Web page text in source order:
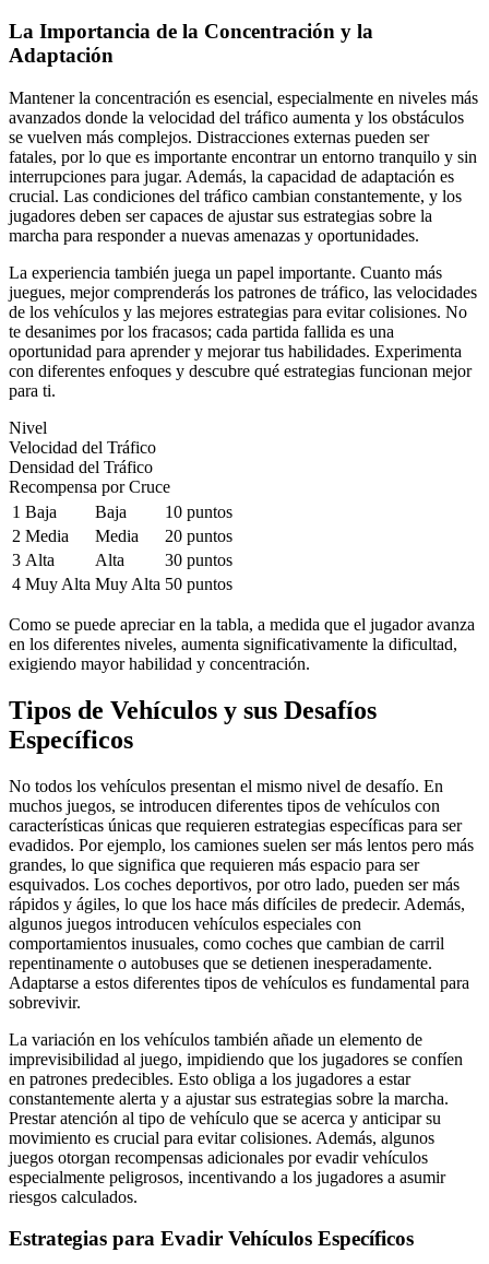
La Importancia de la Concentración y la
Adaptación
Mantener la concentración es esencial, especialmente en niveles más
avanzados donde la velocidad del tráfico aumenta y los obstáculos
se vuelven más complejos. Distracciones externas pueden ser
fatales, por lo que es importante encontrar un entorno tranquilo y sin
interrupciones para jugar. Además, la capacidad de adaptación es
crucial. Las condiciones del tráfico cambian constantemente, y los
jugadores deben ser capaces de ajustar sus estrategias sobre la
marcha para responder a nuevas amenazas y oportunidades.
La experiencia también juega un papel importante. Cuanto más
juegues, mejor comprenderás los patrones de tráfico, las velocidades
de los vehículos y las mejores estrategias para evitar colisiones. No
te desanimes por los fracasos; cada partida fallida es una
oportunidad para aprender y mejorar tus habilidades. Experimenta
con diferentes enfoques y descubre qué estrategias funcionan mejor
para ti.
Nivel
Velocidad del Tráfico
Densidad del Tráfico
Recompensa por Cruce
1 Baja Baja
10 puntos
2 Media Media
20 puntos
3 Alta Alta
30 puntos
4 Muy Alta Muy Alta 50 puntos
Como se puede apreciar en la tabla, a medida que el jugador avanza
en los diferentes niveles, aumenta significativamente la dificultad,
exigiendo mayor habilidad y concentración.
Tipos de Vehículos y sus Desafíos
Específicos
No todos los vehículos presentan el mismo nivel de desafío. En
muchos juegos, se introducen diferentes tipos de vehículos con
características únicas que requieren estrategias específicas para ser
evadidos. Por ejemplo, los camiones suelen ser más lentos pero más
grandes, lo que significa que requieren más espacio para ser
esquivados. Los coches deportivos, por otro lado, pueden ser más
rápidos y ágiles, lo que los hace más difíciles de predecir. Además,
algunos juegos introducen vehículos especiales con
comportamientos inusuales, como coches que cambian de carril
repentinamente o autobuses que se detienen inesperadamente.
Adaptarse a estos diferentes tipos de vehículos es fundamental para
sobrevivir.
La variación en los vehículos también añade un elemento de
imprevisibilidad al juego, impidiendo que los jugadores se confíen
en patrones predecibles. Esto obliga a los jugadores a estar
constantemente alerta y a ajustar sus estrategias sobre la marcha.
Prestar atención al tipo de vehículo que se acerca y anticipar su
movimiento es crucial para evitar colisiones. Además, algunos
juegos otorgan recompensas adicionales por evadir vehículos
especialmente peligrosos, incentivando a los jugadores a asumir
riesgos calculados.
Estrategias para Evadir Vehículos Específicos